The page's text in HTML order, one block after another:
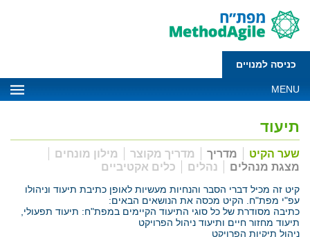
כניסה למנויים
MENU
תיעוד
שער הקיט מדריך מדריך מקוצר
מילון מונחים
מצגת מנהלים
נהלים כלים אקטיביים
קיט זה מכיל דברי הסבר והנחיות מעשיות לאופן כתיבת תיעוד וניהולו
עפ"י מפת"ח. הקיט מכסה את הנושאים הבאים:
כתיבה מסודרת של כל סוגי התיעוד הקיימים במפת"ח: תיעוד תפעולי,
תיעוד מחזור חיים ותיעוד ניהול הפרויקט
ניהול תיקיות הפרויקט